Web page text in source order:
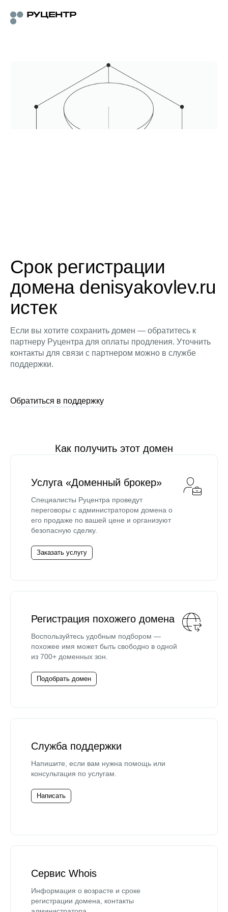
Срок регистрации
домена denisyakovlev.ru
истек
Если вы хотите сохранить домен — обратитесь к
партнеру Руцентра для оплаты продления. Уточнить
контакты для связи с партнером можно в службе
поддержки.
Обратиться в поддержку
Как получить этот домен
Услуга «Доменный брокер»
Специалисты Руцентра проведут
переговоры с администратором домена о
его продаже по вашей цене и организуют
безопасную сделку.
Заказать услугу
Регистрация похожего домена
Воспользуйтесь удобным подбором —
похожее имя может быть свободно в одной
из 700+ доменных зон.
Подобрать домен
Служба поддержки
Напишите, если вам нужна помощь или
консультация по услугам.
Написать
Сервис Whois
Информация о возрасте и сроке
регистрации домена, контакты